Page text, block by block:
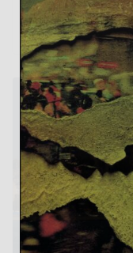
30 septembre 2015